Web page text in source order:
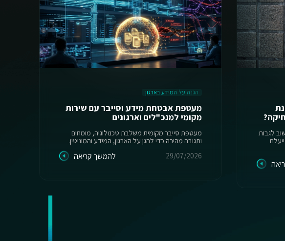
לגבות
הגנה על המידע בארגון
מעטפת אבטחת מידע וסייבר עם שירות
מקומי למנכ"לים וארגונים
מעטפת סייבר מקומית משלבת טכנולוגיה, מומחים
ותגובה מהירה כדי להגן על הארגון, המידע והמוניטין.
29/07/2026
להמשך קריאה